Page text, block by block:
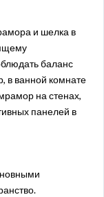
и шелка в
баланс
в ванной комнате
на стенах,
панелей в